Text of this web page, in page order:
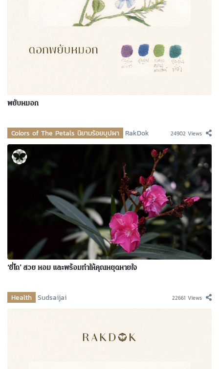
พยับหมอก
Colors of The Petals นิยามร้อยบุปผา RakDok 24902 Views
‘ยี่โถ’ สวย หอม และพร้อมทำให้คุณหยุดหายใจ
Health Sudsaijai 22661 Views